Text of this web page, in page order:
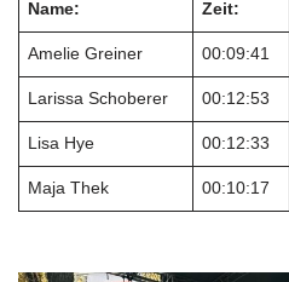
Name: Zeit:
Amelie Greiner 00:09:41
Larissa Schoberer 00:12:53
Lisa Hye 00:12:33
Maja Thek 00:10:17